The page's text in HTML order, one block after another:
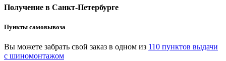
Получение в Санкт-Петербурге
Пункты самовывоза
Вы можете забрать свой заказ в одном из 110 пунктов выдачи
с шиномонтажом